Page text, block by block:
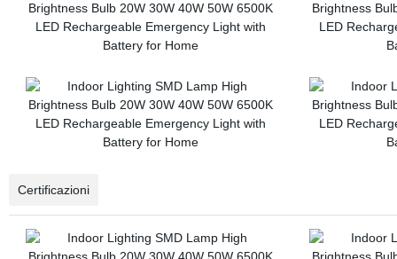
Certificazioni